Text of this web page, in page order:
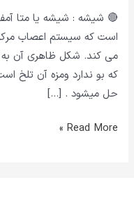
🔴 شیشه : شیشه یا متا
است که سیستم اعصاب
می کند. شکل ظاهری آن
که بو ندارد ومزه آن تلخ
حل میشود . […]
Read More »